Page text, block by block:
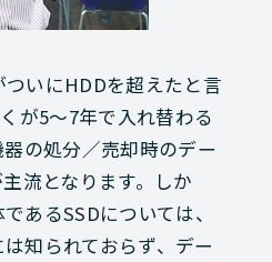
いにHDDを超えたと言
が5～7年で入れ替わる
の処分／売却時のデー
流となります。しか
あるSSDについては、
知られておらず、デー